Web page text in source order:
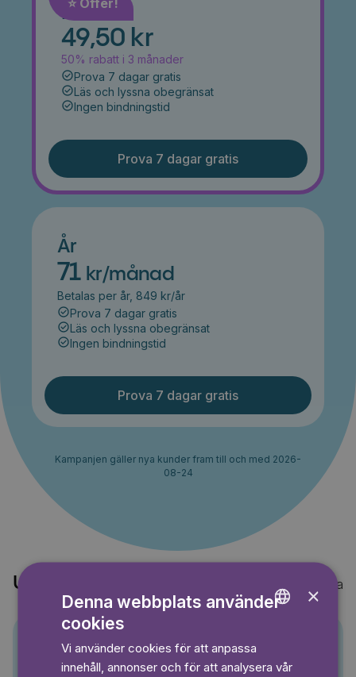
⭐️ Offer!
Månad
49,50 kr
50% rabatt i 3 månader
Prova 7 dagar gratis
Läs och lyssna obegränsat
Ingen bindningstid
Prova 7 dagar gratis
År
71 kr/månad
Betalas per år, 849 kr/år
Prova 7 dagar gratis
Läs och lyssna obegränsat
Ingen bindningstid
Prova 7 dagar gratis
Kampanjen gäller nya kunder fram till och med 2026-
08-24
Upptäck också Visa alla
×
Denna webbplats använder
cookies
Vi använder cookies för att anpassa
innehåll, annonser och för att analysera vår